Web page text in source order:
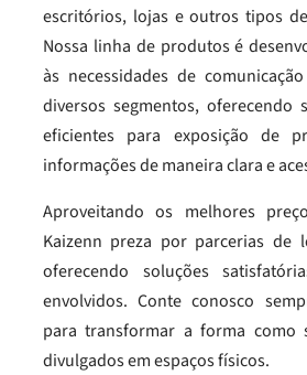
escritórios, lojas e outros tipos
Nossa linha de produtos é
às necessidades de
diversos segmentos, oferecendo
eficientes para exposição de
informações de maneira clara e
Aproveitando os melhores
Kaizenn preza por parcerias de
oferecendo soluções
envolvidos. Conte conosco
para transformar a forma como
divulgados em espaços físicos.